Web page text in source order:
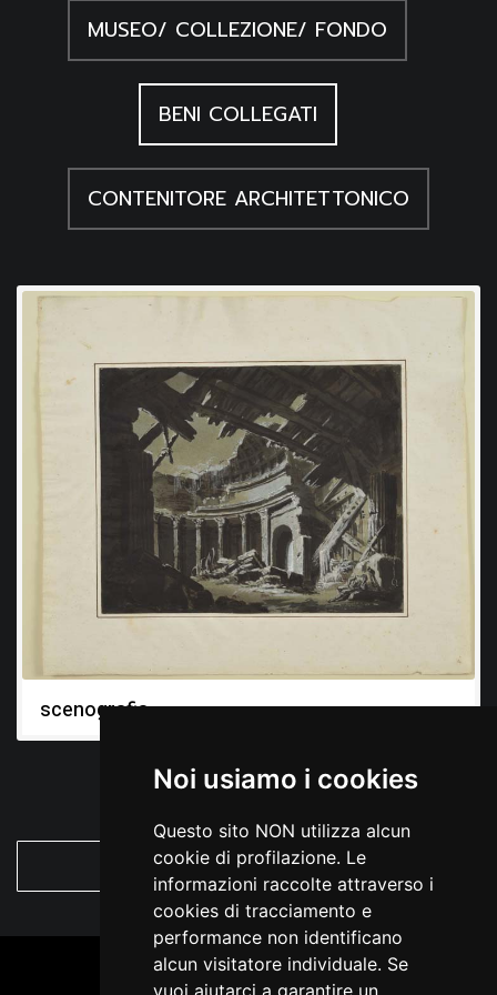
Noi usiamo i cookies
Questo sito NON utilizza alcun
cookie di profilazione. Le
informazioni raccolte attraverso i
cookies di tracciamento e
performance non identificano
alcun visitatore individuale. Se
vuoi aiutarci a garantire un
MUSEO/ COLLEZIONE/ FONDO
BENI COLLEGATI
CONTENITORE ARCHITETTONICO
scenografia
VEDI TUTTE